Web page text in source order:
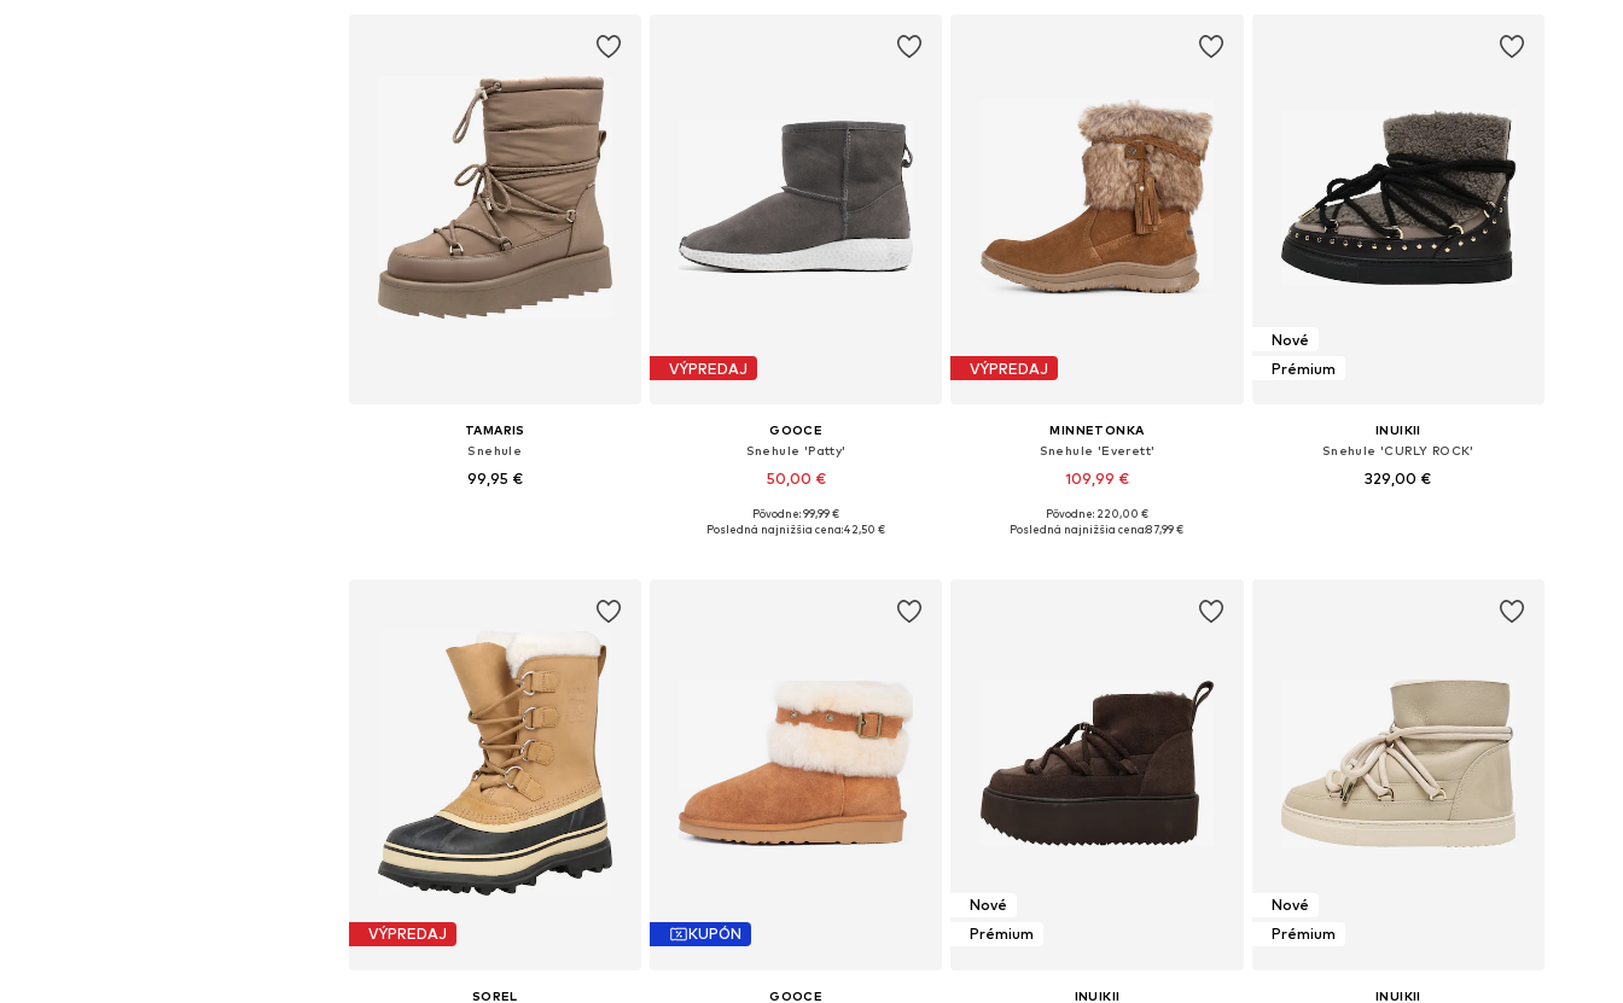
TAMARIS
Snehule
99,95 €
VÝPREDAJ
GOOCE
Snehule 'Patty'
50,00 €
Dostupné veľkosti: 36, 38, 39, 40, 41
Pôvodne: 99,99 €
Posledná najnižšia cena:42,50 €
VÝPREDAJ
MINNETONKA
Snehule 'Everett'
109,99 €
Dostupné v mnohých veľkostiach
Pôvodne: 220,00 €
Posledná najnižšia cena:87,99 €
Nové
Prémium
INUIKII
Snehule 'CURLY ROCK'
329,00 €
VÝPREDAJ
SOREL
KUPÓN
GOOCE
Nové
Prémium
INUIKII
Nové
Prémium
INUIKII